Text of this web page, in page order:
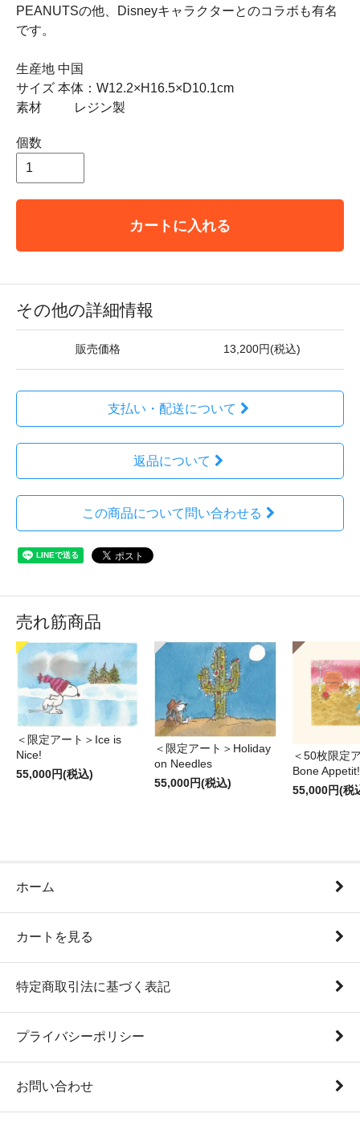
PEANUTSの他、Disneyキャラクターとのコラボも有名
です。
生産地 中国
サイズ 本体：W12.2×H16.5×D10.1cm
素材 レジン製
個数
カートに入れる
その他の詳細情報
販売価格 13,200円(税込)
支払い・配送について
返品について
この商品について問い合わせる
売れ筋商品
＜限定アート＞Ice is
Nice!
55,000円(税込)
＜限定アート＞Holiday
on Needles
55,000円(税込)
＜50枚限定
Bone Appetit!
55,000円(税
ホーム
カートを見る
特定商取引法に基づく表記
プライバシーポリシー
お問い合わせ